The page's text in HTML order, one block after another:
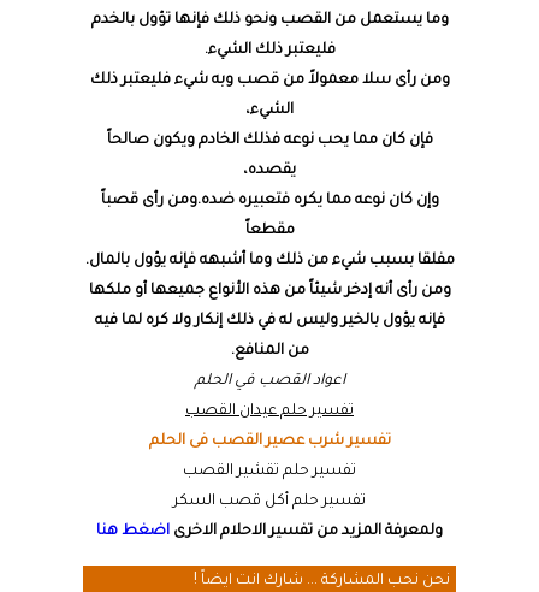
وما يستعمل من القصب ونحو ذلك فإنها تؤول بالخدم
فليعتبر ذلك الشيء.
ومن رأى سلا معمولاً من قصب وبه شيء فليعتبر ذلك
الشيء،
فإن كان مما يحب نوعه فذلك الخادم ويكون صالحاً
يقصده،
وإن كان نوعه مما يكره فتعبيره ضده.ومن رأى قصباً
مقطعاً
مفلقا بسبب شيء من ذلك وما أشبهه فإنه يؤول بالمال.
ومن رأى أنه إدخر شيئاً من هذه الأنواع جميعها أو ملكها
فإنه يؤول بالخير وليس له في ذلك إنكار ولا كره لما فيه
من المنافع.
اعواد القصب في الحلم
تفسير حلم عيدان القصب
تفسير شرب عصير القصب فى الحلم
تفسير حلم تقشير القصب
تفسير حلم أكل قصب السكر
ولمعرفة المزيد من تفسير الاحلام الاخرى اضغط هنا
نحن نحب المشاركة ... شارك انت ايضاً !